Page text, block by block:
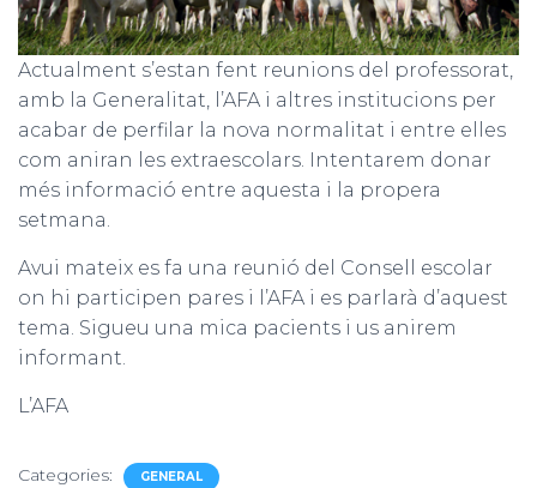
Actualment s’estan fent reunions del professorat,
amb la Generalitat, l’AFA i altres institucions per
acabar de perfilar la nova normalitat i entre elles
com aniran les extraescolars. Intentarem donar
més informació entre aquesta i la propera
setmana.
Avui mateix es fa una reunió del Consell escolar
on hi participen pares i l’AFA i es parlarà d’aquest
tema. Sigueu una mica pacients i us anirem
informant.
L’AFA
Categories: GENERAL